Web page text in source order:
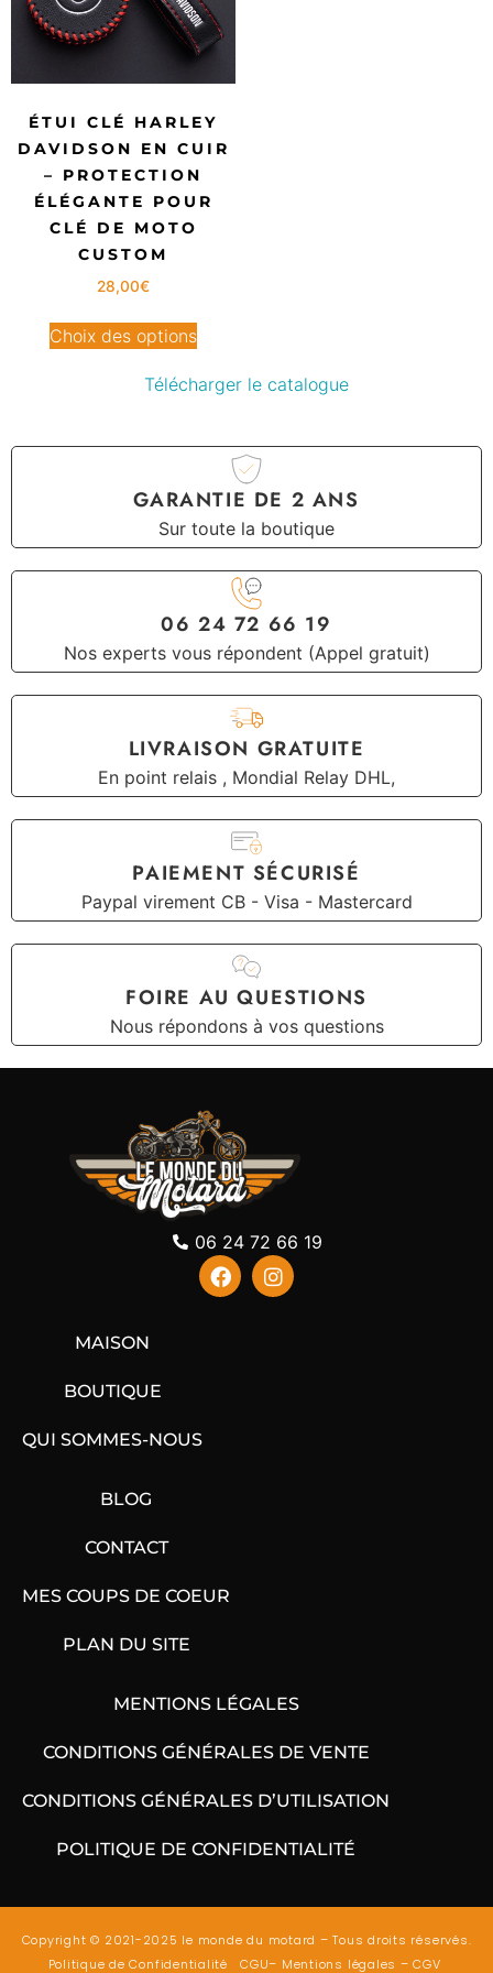
ÉTUI CLÉ HARLEY
DAVIDSON EN CUIR
– PROTECTION
ÉLÉGANTE POUR
CLÉ DE MOTO
CUSTOM
28,00€
Choix des options
Télécharger le catalogue
GARANTIE DE 2 ANS
Sur toute la boutique
06 24 72 66 19
Nos experts vous répondent (Appel gratuit)
LIVRAISON GRATUITE
En point relais , Mondial Relay DHL,
PAIEMENT SÉCURISÉ
Paypal virement CB - Visa - Mastercard
FOIRE AU QUESTIONS
Nous répondons à vos questions
06 24 72 66 19
MAISON
BOUTIQUE
QUI SOMMES-NOUS
BLOG
CONTACT
MES COUPS DE COEUR
PLAN DU SITE
MENTIONS LÉGALES
CONDITIONS GÉNÉRALES DE VENTE
CONDITIONS GÉNÉRALES D’UTILISATION
POLITIQUE DE CONFIDENTIALITÉ
Copyright © 2021-2025 le monde du motard – Tous droits réservés.
Politique de Confidentialité
CGU– Mentions légales –CGV